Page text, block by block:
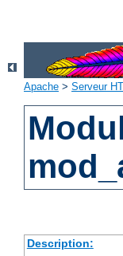
Apache > Serveur
Description: